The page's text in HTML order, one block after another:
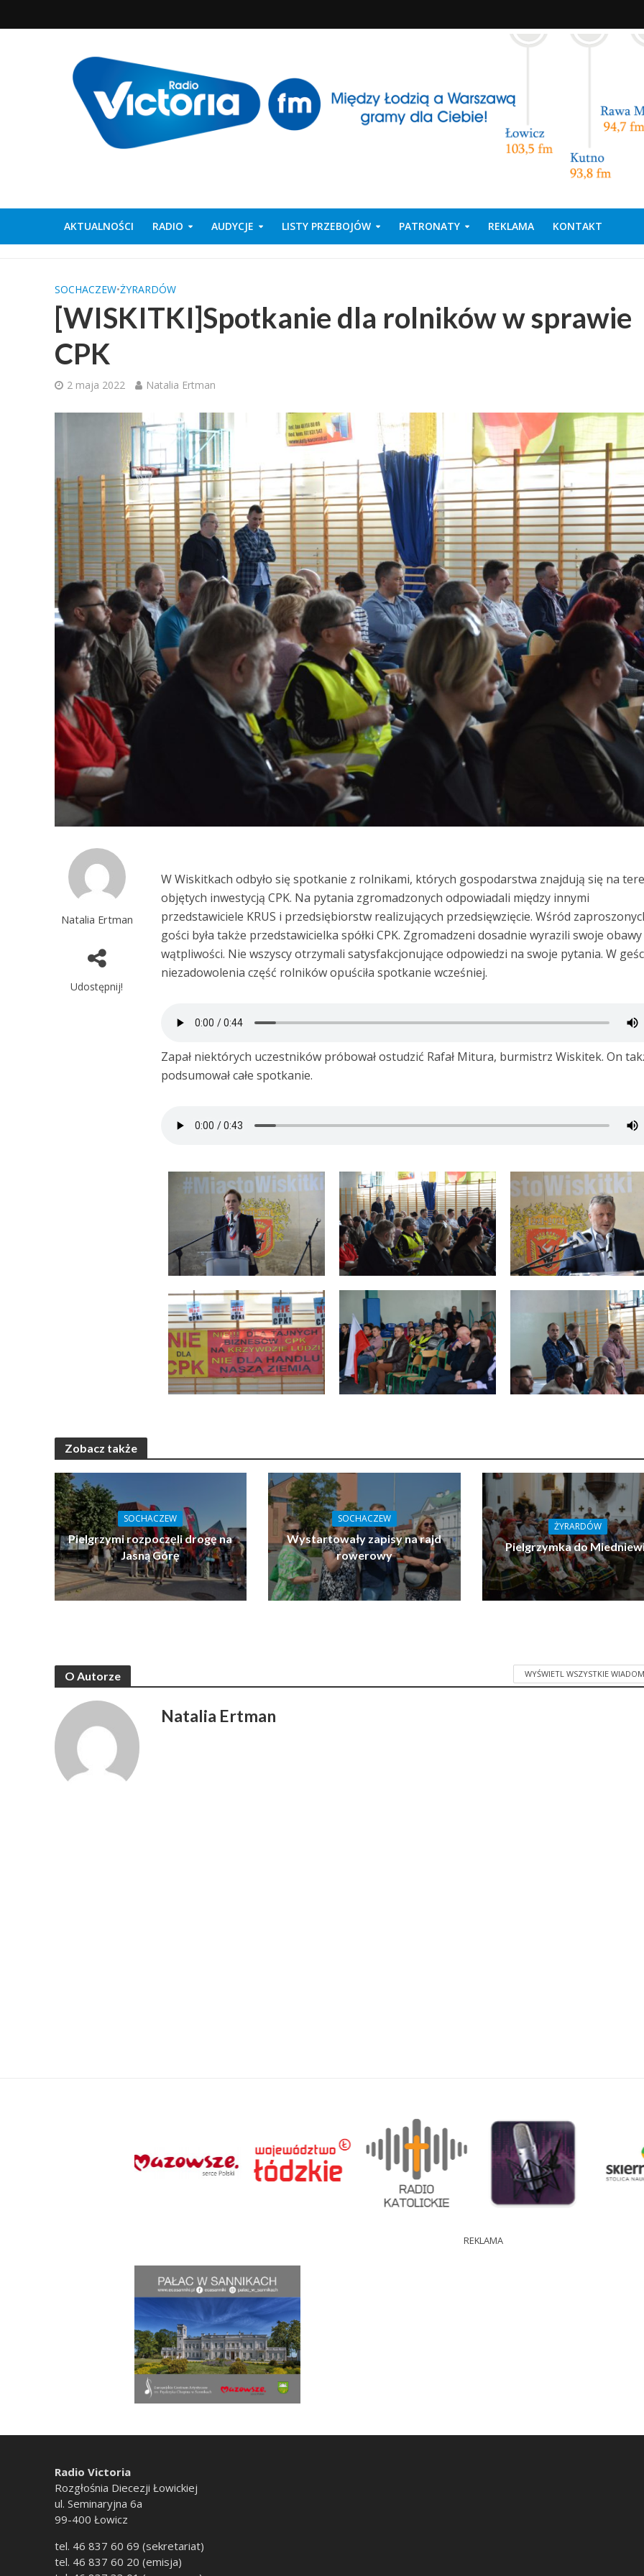
AKTUALNOŚCI RADIO AUDYCJE LISTY PRZEBOJÓW PATRONATY REKLAMA KONTAKT
SOCHACZEW•ŻYRARDÓW
[WISKITKI]Spotkanie dla rolników w sprawie
CPK
2 maja 2022 Natalia Ertman
Natalia Ertman
Udostępnij!
W Wiskitkach odbyło się spotkanie z rolnikami, których gospodarstwa znajdują się na
objętych inwestycją CPK. Na pytania zgromadzonych odpowiadali między innymi
przedstawiciele KRUS i przedsiębiorstw realizujących przedsięwzięcie. Wśród
gości była także przedstawicielka spółki CPK. Zgromadzeni dosadnie wyrazili swoje
wątpliwości. Nie wszyscy otrzymali satysfakcjonujące odpowiedzi na swoje pytania. W
niezadowolenia część rolników opuściła spotkanie wcześniej.
Zapał niektórych uczestników próbował ostudzić Rafał Mitura, burmistrz Wiskitek. On
podsumował całe spotkanie.
Zobacz także
SOCHACZEW
Pielgrzymi rozpoczęli drogę na
Jasną Górę
SOCHACZEW
Wystartowały zapisy na rajd
rowerowy
ŻYRARDÓW
Pielgrzymka do
O Autorze WYŚWIETL WSZYSTKIE
Natalia Ertman
REKLAMA
Radio Victoria
Rozgłośnia Diecezji Łowickiej
ul. Seminaryjna 6a
99-400 Łowicz
tel. 46 837 60 69 (sekretariat)
tel. 46 837 60 20 (emisja)